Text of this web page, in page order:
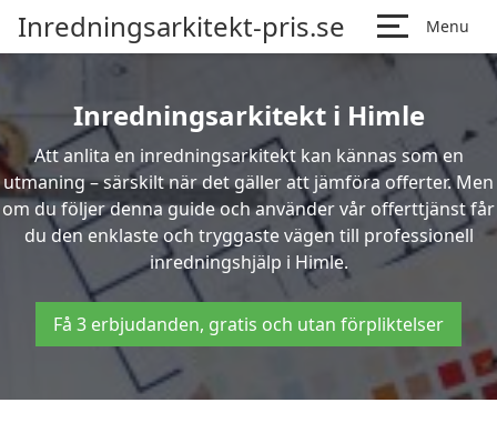
Inredningsarkitekt-pris.se Menu
Inredningsarkitekt i Himle
Att anlita en inredningsarkitekt kan kännas som en
utmaning – särskilt när det gäller att jämföra offerter. Men
om du följer denna guide och använder vår offerttjänst får
du den enklaste och tryggaste vägen till professionell
inredningshjälp i Himle.
Få 3 erbjudanden, gratis och utan förpliktelser